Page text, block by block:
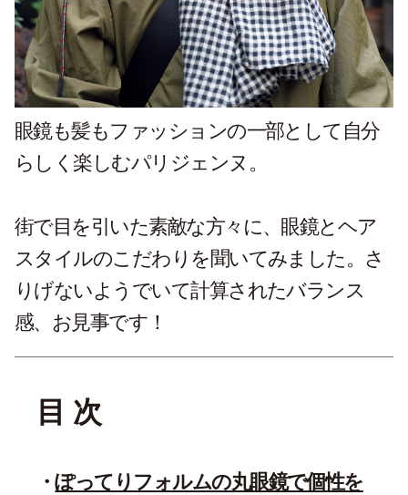
眼鏡も髪もファッションの一部として自分
らしく楽しむパリジェンヌ。
街で目を引いた素敵な方々に、眼鏡とヘア
スタイルのこだわりを聞いてみました。さ
りげないようでいて計算されたバランス
感、お見事です！
目 次
ぽってりフォルムの丸眼鏡で個性を